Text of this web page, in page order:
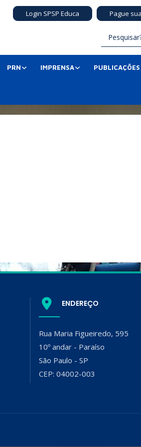
Login SPSP Educa Pague
PRN IMPRENSA PUBLICAÇÕES
ENDEREÇO
Rua Maria Figueiredo, 595
10º andar - Paraíso
São Paulo - SP
CEP: 04002-003